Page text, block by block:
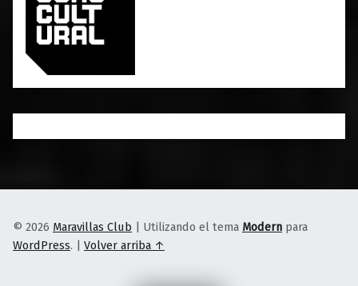
© 2026 Maravillas Club | Utilizando el tema Modern para
WordPress. | Volver arriba ↑